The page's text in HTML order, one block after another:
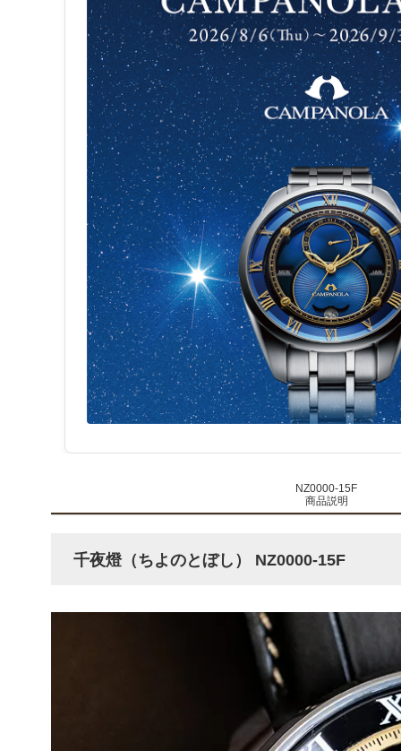
NZ0000-15F
商品説明
千夜燈（ちよのとぼし） NZ0000-15F